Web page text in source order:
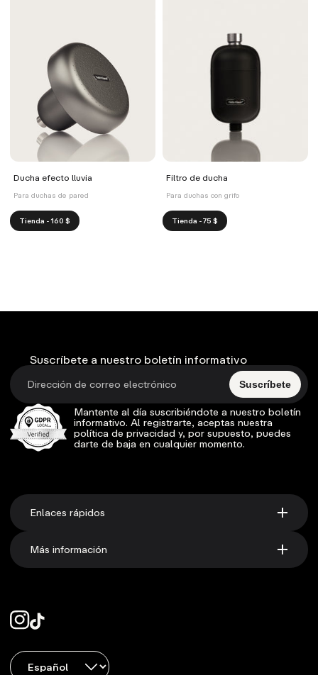
Ducha efecto lluvia
Para duchas de pared
Tienda - 160 $
Filtro de ducha
Para duchas con grifo
Tienda - 75 $
Suscríbete a nuestro boletín informativo
Suscríbete
Mantente al día suscribiéndote a nuestro boletín
informativo. Al registrarte, aceptas nuestra
política de privacidad y, por supuesto, puedes
darte de baja en cualquier momento.
Enlaces rápidos
Más información